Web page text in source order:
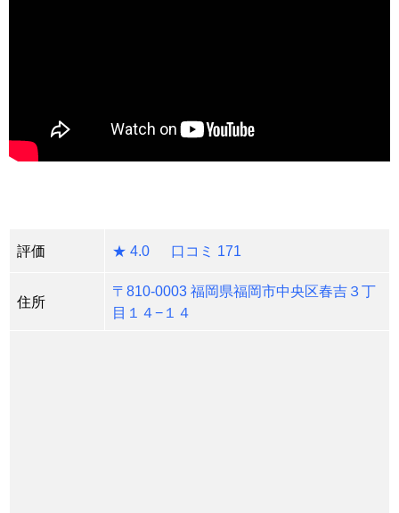
評価 ★ 4.0 口コミ 171
住所
〒810-0003 福岡県福岡市中央区春吉３丁
目１４−１４